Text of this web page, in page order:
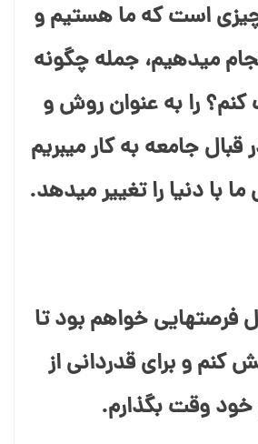
است که ما هستیم و
میدهیم، جمله چگونه
کنم؟ را به عنوان روش و
قبال جامعه به کار میبریم
با دنیا را تغییر میدهد.
فرصتهایی خواهم بود تا
کنم و برای قدردانی از
وقت بگذارم.